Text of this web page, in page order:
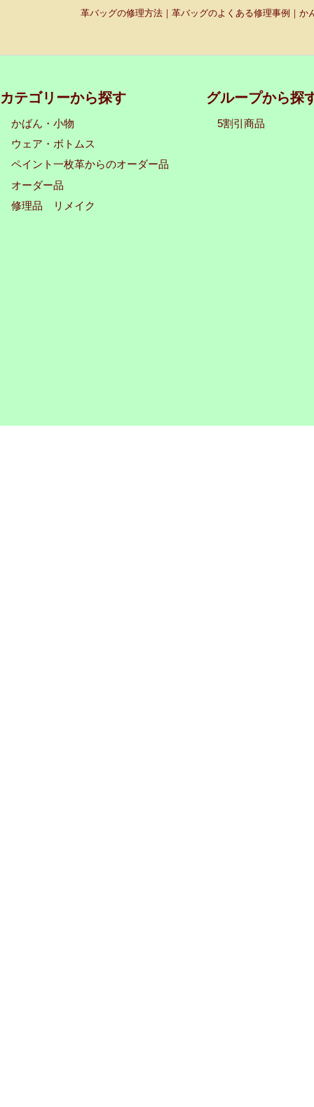
革バッグの修理方法｜革バッグのよくある修理事例｜
カテゴリーから探す
かばん・小物
ウェア・ボトムス
ペイント一枚革からのオーダー品
オーダー品
修理品 リメイク
グループから探
5割引商品